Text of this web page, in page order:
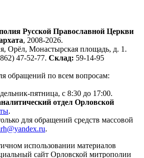
Русской Православной Церкви
, 2008-2026.
Орёл, Монастырская площадь, д. 1.
47-52-77. Склад: 59-14-95
обращений по всем вопросам:
пятница, с 8:30 до 17:00.
отдел Орловской
.
для обращений средств массовой
.
использовании материалов
сайт Орловской митрополии